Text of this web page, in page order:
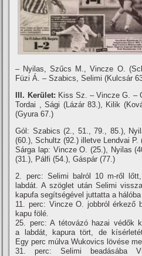
– Nyilas, Szűcs M., Vincze O.
Füzi Á. – Szabics, Selimi (Kulcsár
III. Kerület: Kiss Sz. – Vincze G. –
Tordai , Sági (Lázár 83.), Kilik
(Gyura 67.)
Gól: Szabics (2., 51., 79., 85.),
(60.), Schultz (92.) illetve Lendvai P.
Sárga lap: Vincze O. (25.), Nyilas
(31.), Pálfi (54.), Gáspár (77.)
2. perc: Selimi balról 10 m-ről
labdát. A szöglet után Selimi
kapufa segí­tségével juttatta a hálóba
11. perc: Vincze O. jobbról érkező
kapu fölé.
25. perc: A tétovázó hazai védők
a labdát, kapura tört, de
Egy perc múlva Wukovics lövése
31. perc: Selimi beadásába